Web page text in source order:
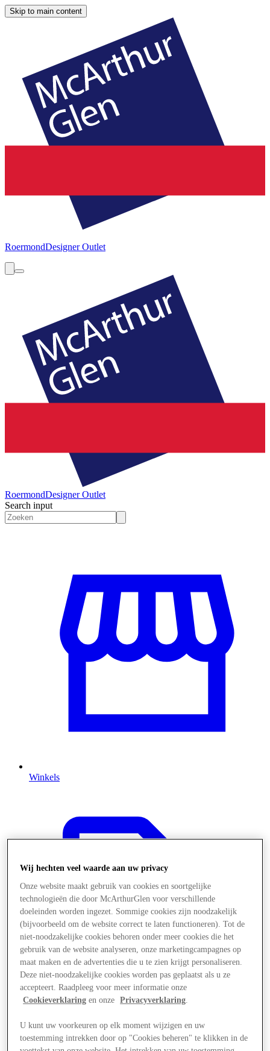
Skip to main content
RoermondDesigner Outlet
RoermondDesigner Outlet
Search input
Winkels
Aanbiedingen
Wij hechten veel waarde aan uw privacy
Onze website maakt gebruik van cookies en soortgelijke
technologieën die door McArthurGlen voor verschillende
doeleinden worden ingezet. Sommige cookies zijn noodzakelijk
(bijvoorbeeld om de website correct te laten functioneren). Tot de
niet-noodzakelijke cookies behoren onder meer cookies die het
gebruik van de website analyseren, onze marketingcampagnes op
maat maken en de advertenties die u te zien krijgt personaliseren.
Deze niet-noodzakelijke cookies worden pas geplaatst als u ze
accepteert. Raadpleeg voor meer informatie onze
Cookieverklaring en onze Privacyverklaring
U kunt uw voorkeuren op elk moment wijzigen en uw
toestemming intrekken door op "Cookies beheren" te klikken in de